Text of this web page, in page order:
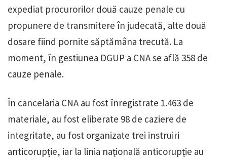
expediat procurorilor două cauze penale cu
propunere de transmitere în judecată, alte două
dosare fiind pornite săptămâna trecută. La
moment, în gestiunea DGUP a CNA se află 358 de
cauze penale.
În cancelaria CNA au fost înregistrate 1.463 de
materiale, au fost eliberate 98 de caziere de
integritate, au fost organizate trei instruiri
anticorupție, iar la linia națională anticorupție au